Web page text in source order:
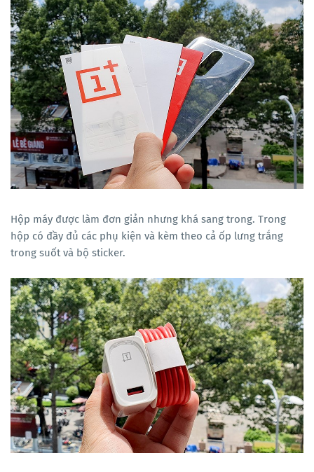
Hộp máy được làm đơn giản nhưng khá sang trong. Trong
hộp có đầy đủ các phụ kiện và kèm theo cả ốp lưng trắng
trong suốt và bộ sticker.